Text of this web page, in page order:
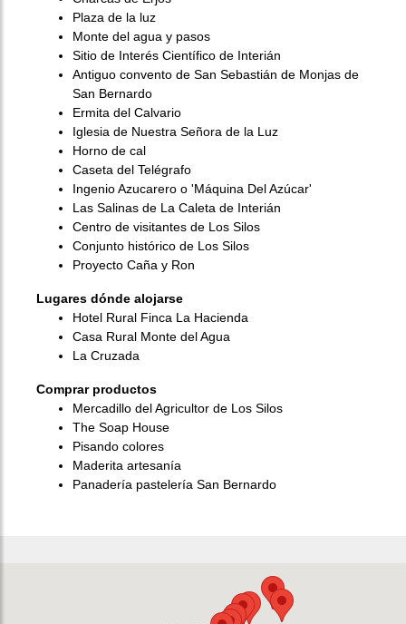
Plaza de la luz
Monte del agua y pasos
Sitio de Interés Científico de Interián
Antiguo convento de San Sebastián de Monjas de
San Bernardo
Ermita del Calvario
Iglesia de Nuestra Señora de la Luz
Horno de cal
Caseta del Telégrafo
Ingenio Azucarero o 'Máquina Del Azúcar'
Las Salinas de La Caleta de Interián
Centro de visitantes de Los Silos
Conjunto histórico de Los Silos
Proyecto Caña y Ron
Lugares dónde alojarse
Hotel Rural Finca La Hacienda
Casa Rural Monte del Agua
La Cruzada
Comprar productos
Mercadillo del Agricultor de Los Silos
The Soap House
Pisando colores
Maderita artesanía
Panadería pastelería San Bernardo